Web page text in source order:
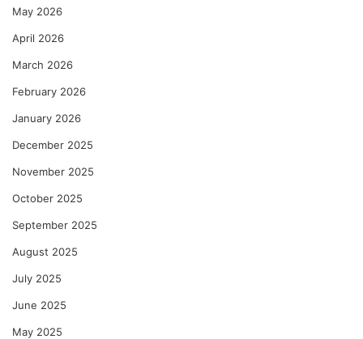
May 2026
April 2026
March 2026
February 2026
January 2026
December 2025
November 2025
October 2025
September 2025
August 2025
July 2025
June 2025
May 2025